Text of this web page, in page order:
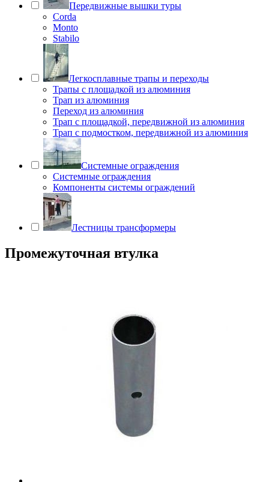
Передвижные вышки туры
Corda
Monto
Stabilo
Легкосплавные трапы и переходы
Трапы с площадкой из алюминия
Трап из алюминия
Переход из алюминия
Трап с площадкой, передвижной из алюминия
Трап с подмостком, передвижной из алюминия
Системные ограждения
Системные ограждения
Компоненты системы ограждений
Лестницы трансформеры
Промежуточная втулка